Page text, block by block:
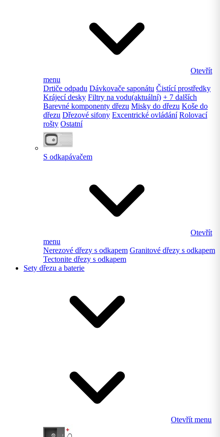
Otevřít
menu
Drtiče odpadu Dávkovače saponátu Čistící prostředky
Krájecí desky Filtry na vodu(aktuální) + 7 dalších
Barevné komponenty dřezu Misky do dřezu Koše do
dřezu Dřezové sifony Excentrické ovládání Rolovací
rošty Ostatní
S odkapávačem
Otevřít
menu
Nerezové dřezy s odkapem Granitové dřezy s odkapem
Tectonite dřezy s odkapem
Sety dřezu a baterie
Otevřít menu